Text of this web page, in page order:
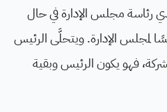
رئاسة مجلس الإدارة في حال
لمجلس الإدارة. ويتحلَّى الرئيس
فهو يكون الرئيس وبقية